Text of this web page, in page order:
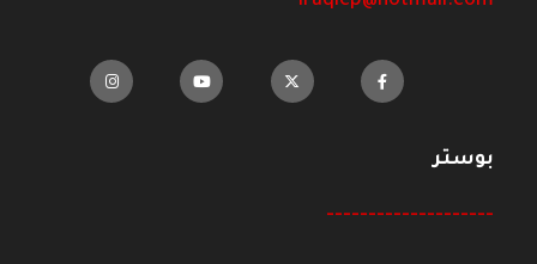
بوستر
--------------------